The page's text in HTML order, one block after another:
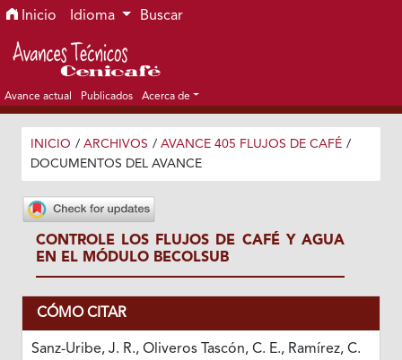
Ir al menú de navegación principal
Ir al contenido principal
Ir al pie de página del sitio
Inicio Idioma Buscar
Avance actual Publicados Acerca de
INICIO / ARCHIVOS / AVANCE 405 FLUJOS DE CAFÉ /
DOCUMENTOS DEL AVANCE
CONTROLE LOS FLUJOS DE CAFÉ Y AGUA
EN EL MÓDULO BECOLSUB
CÓMO CITAR
Sanz-Uribe, J. R., Oliveros Tascón, C. E., Ramírez, C.